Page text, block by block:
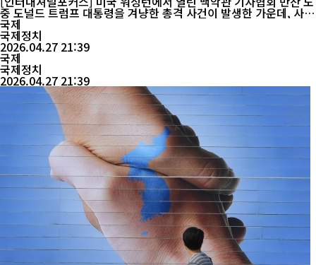
중 도널드 트럼프 대통령을 겨냥한 총격 사건이 발생한 가운데, 사건
의 진상을 둘러싼 각종 음모론이 온라인을 중심으로 빠르게 확산되
고 있다. 현지시간 26일 밤, 백악관 기자협회 만찬 행사장 인근에서
총격이 발생해 경호 요원 1명이 부상을 입었다. 트럼프 대통령은 경
호 인력의 보호를 받으며 즉시 현장을 벗어났고, 용의자는 현장에서
체포됐다. 사건...
국제
국제정치
2026.04.27 21:39
국제
국제정치
2026.04.27 21:39